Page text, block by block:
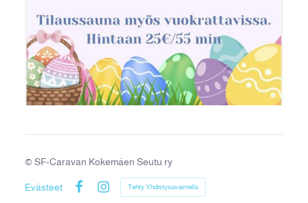
©SF-Caravan Kokemäen Seutu ry
Evästeet
Instagram
Tehty Yhdistysavaimella